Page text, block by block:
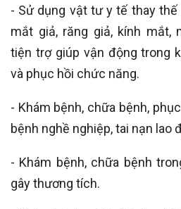
- Sử dụng vật tư y tế thay thế
mắt giả, răng giả, kính mắt,
tiện trợ giúp vận động trong
và phục hồi chức năng.
- Khám bệnh, chữa bệnh,
bệnh nghề nghiệp, tai nạn lao
- Khám bệnh, chữa bệnh
gây thương tích.